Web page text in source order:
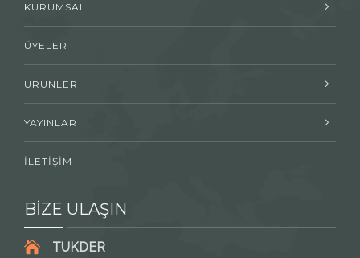
KURUMSAL
ÜYELER
ÜRÜNLER
YAYINLAR
İLETİŞİM
BİZE ULAŞIN
TUKDER